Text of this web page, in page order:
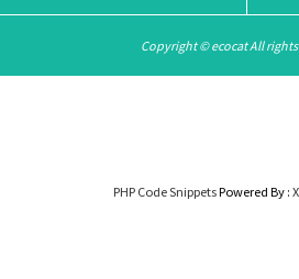
Copyright © ecocat All
PHP Code SnippetsPowered By :